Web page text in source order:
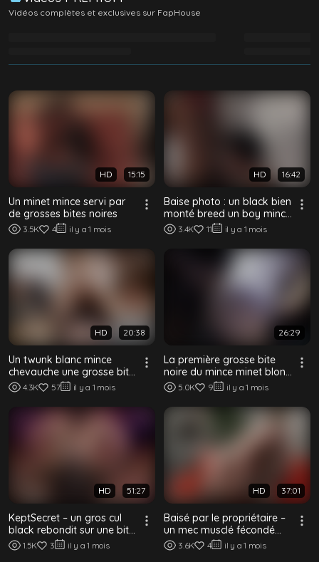
Vidéos complètes et exclusives sur FapHouse
HD 15:15
Un minet mince servi par
de grosses bites noires
3.5K 4 il y a 1 mois
HD 16:42
Baise photo : un black bien
monté breed un boy mince
à dreads sans capote
3.4K 11 il y a 1 mois
HD 20:38
Un twunk blanc mince
chevauche une grosse bite
black sans capote sur le
canapé
4.3K 57 il y a 1 mois
26:29
La première grosse bite
noire du mince minet blond
dans la voiture
5.0K 9 il y a 1 mois
HD 51:27
KeptSecret – un gros cul
black rebondit sur une bite
à cru1.5K 3 il y a 1 mois
HD 37:01
Baisé par le propriétaire –
un mec musclé fécondé
par un daddy black bien
monté
3.6K 4 il y a 1 mois